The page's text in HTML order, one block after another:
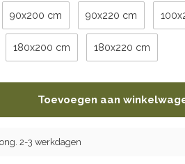
90x200 cm 90x220 cm
180x200 cm 180x220 cm
Toevoegen aan
2-3 werkdagen